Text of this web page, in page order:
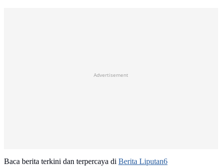
Advertisement
Baca berita terkini dan terpercaya di Berita Liputan6